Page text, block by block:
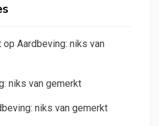
op Aardbeving: niks van
niks van gemerkt
niks van gemerkt